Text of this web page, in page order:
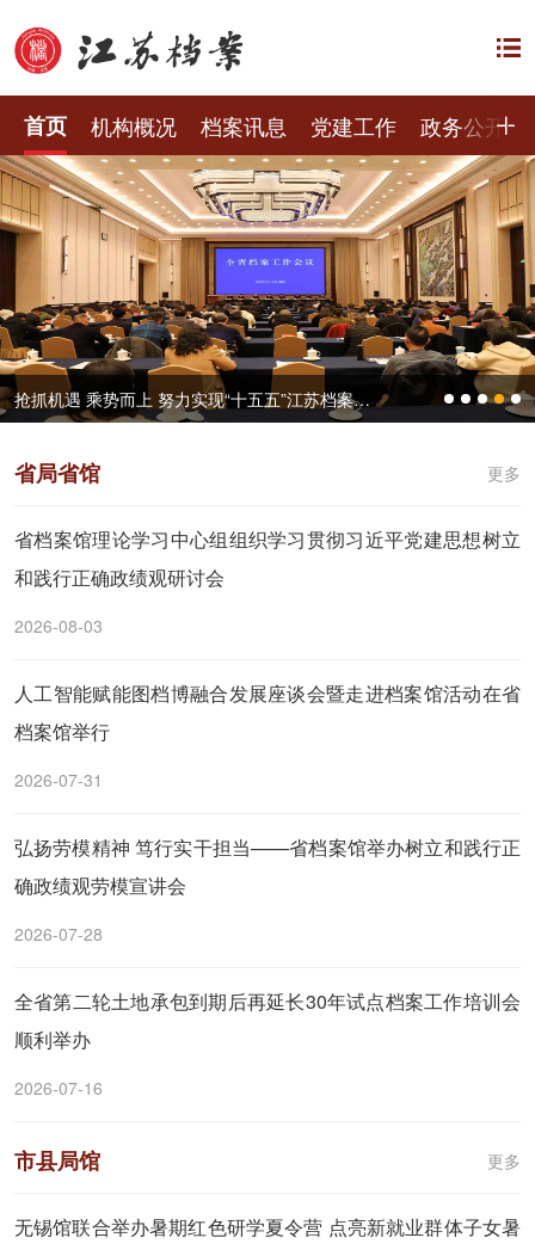
首页 机构概况 档案讯息 党建工作 政务公开
抢抓机遇 乘势而上 努力实现“十五五”江苏档案工作良好开局——全省档案工作会议在宁召开
省局省馆 更多
省档案馆理论学习中心组组织学习贯彻习近平党建思想树立
和践行正确政绩观研讨会
2026-08-03
人工智能赋能图档博融合发展座谈会暨走进档案馆活动在省
档案馆举行
2026-07-31
弘扬劳模精神 笃行实干担当——省档案馆举办树立和践行正
确政绩观劳模宣讲会
2026-07-28
全省第二轮土地承包到期后再延长30年试点档案工作培训会
顺利举办
2026-07-16
市县局馆 更多
无锡馆联合举办暑期红色研学夏令营 点亮新就业群体子女暑